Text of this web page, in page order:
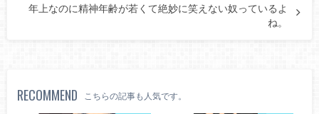
年上なのに精神年齢が若くて絶妙に笑えない奴っているよ
ね。
RECOMMEND こちらの記事も人気です。